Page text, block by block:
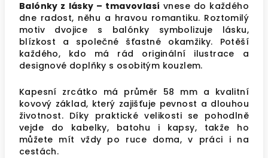
Balónky z lásky – tmavovlasí vnese do každého
dne radost, něhu a hravou romantiku. Roztomilý
motiv dvojice s balónky symbolizuje lásku,
blízkost a společné šťastné okamžiky. Potěší
každého, kdo má rád originální ilustrace a
designové doplňky s osobitým kouzlem.
Kapesní zrcátko má průměr 58 mm a kvalitní
kovový základ, který zajišťuje pevnost a dlouhou
životnost. Díky praktické velikosti se pohodlně
vejde do kabelky, batohu i kapsy, takže ho
můžete mít vždy po ruce doma, v práci i na
cestách.